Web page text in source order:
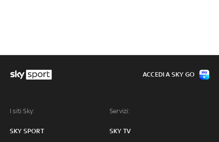
I siti Sky:
SKY SPORT
Servizi:
SKY TV
ACCEDI A SKY GO